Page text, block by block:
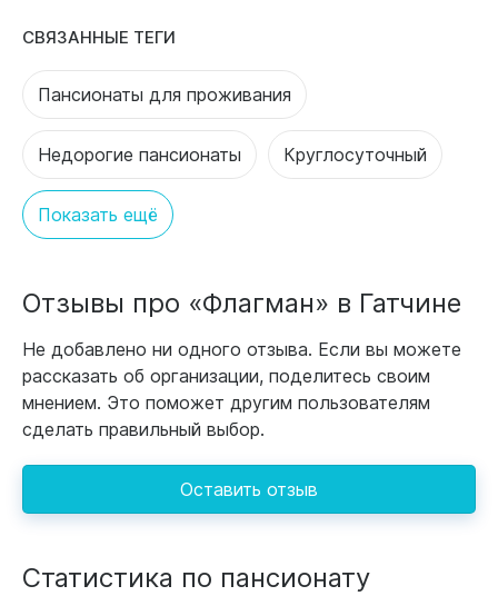
СВЯЗАННЫЕ ТЕГИ
Пансионаты для проживания
Недорогие пансионаты Круглосуточный
Показать ещё
Отзывы про «Флагман» в Гатчине
Не добавлено ни одного отзыва. Если вы можете
рассказать об организации, поделитесь своим
мнением. Это поможет другим пользователям
сделать правильный выбор.
Оставить отзыв
Статистика по пансионату